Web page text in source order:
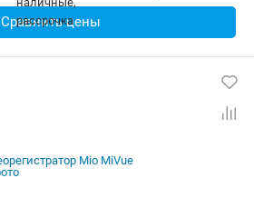
Сравнить цены